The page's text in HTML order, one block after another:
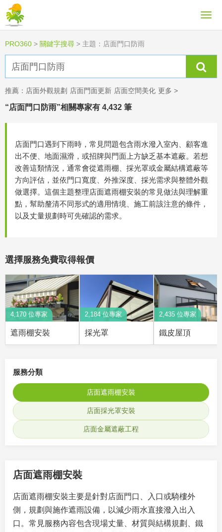
PRO360 > 關鍵字搜尋 > 主題：店面門口防雨
推薦： 店面外觀規劃 店面門面更新 店面空間美化 更多 >
“店面門口防雨”相關專家有 4,432 筆
店面門口遇到下雨時，常見問題包含雨水潑入室內、顧客進
出不便、地面濕滑，或招牌與門面上方缺乏基本遮蔽。若想
改善這類情況，通常會從遮雨棚、採光罩或金屬結構遮蔽等
方向評估，並依門口寬度、外推深度、採光需求與整體外觀
做選擇。這個主題整理店面遮雨棚安裝的常見做法與理解重
點，幫助釐清不同形式的適用情境、施工前該注意的條件，
以及丈量規劃時可先確認的需求。
選擇服務免費取得報價
4,170 位專家
遮雨棚安裝
2,184 位專家
採光罩
2,435 位專家
鐵皮屋頂
服務分類
店面遮雨棚安裝
店面採光罩安裝
店面金屬遮蔽工程
店面遮雨棚安裝
店面遮雨棚安裝主要是針對店面門口、入口或騎樓外
側，規劃與施作遮雨設備，以減少雨水直接潑入出入
口。常見服務內容包含現場丈量、材質與結構規劃、鐵